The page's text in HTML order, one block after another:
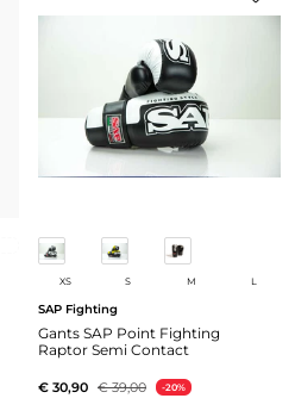
XS S M L
SAP Fighting
Gants SAP Point Fighting
Raptor Semi Contact
€ 30,90 € 39,00 -20%